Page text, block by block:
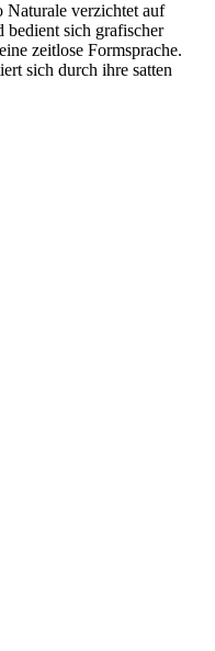
Naturale verzichtet auf
bedient sich grafischer
zeitlose Formsprache.
sich durch ihre satten